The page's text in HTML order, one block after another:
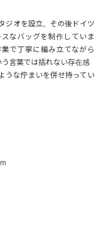
ジオを設立。その後ドイツ
なバッグを制作していま
で丁寧に編み立てながら
言葉では括れない存在感
うな佇まいを併せ持ってい